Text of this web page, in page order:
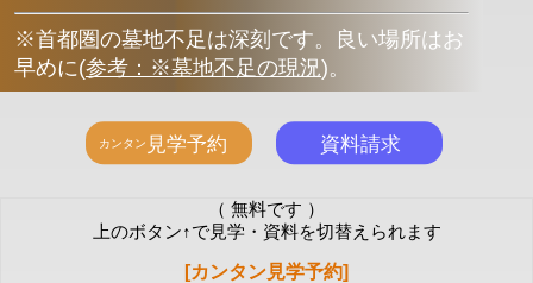
※首都圏の墓地不足は深刻です。良い場所はお
早めに(参考：※墓地不足の現況)。
（ 無料です ）
上のボタン↑で見学・資料を切替えられます
[カンタン見学予約]